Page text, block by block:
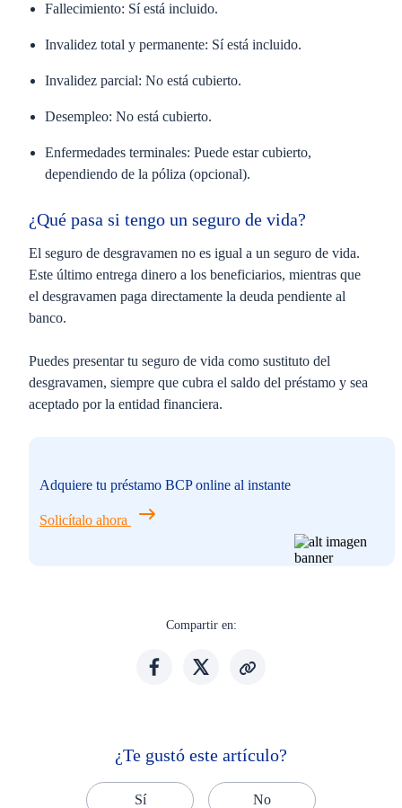
Fallecimiento: Sí está incluido.
Invalidez total y permanente: Sí está incluido.
Invalidez parcial: No está cubierto.
Desempleo: No está cubierto.
Enfermedades terminales: Puede estar cubierto,
dependiendo de la póliza (opcional).
¿Qué pasa si tengo un seguro de vida?
El seguro de desgravamen no es igual a un seguro de vida.
Este último entrega dinero a los beneficiarios, mientras que
el desgravamen paga directamente la deuda pendiente al
banco.
Puedes presentar tu seguro de vida como sustituto del
desgravamen, siempre que cubra el saldo del préstamo y sea
aceptado por la entidad financiera.
Adquiere tu préstamo BCP online al instante
Solicítalo ahora
Compartir en:
¿Te gustó este artículo?
Sí No